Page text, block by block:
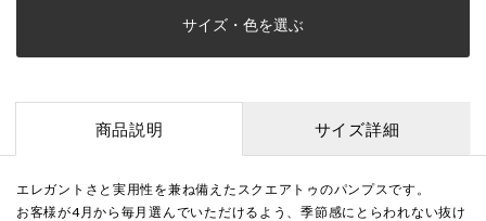
サイズ・色を選ぶ
商品説明 サイズ詳細
エレガントさと実用性を兼ね備えたスクエアトゥのパンプスです。
お客様が4月から毎月選んでいただけるよう、季節感にとらわれない抜け